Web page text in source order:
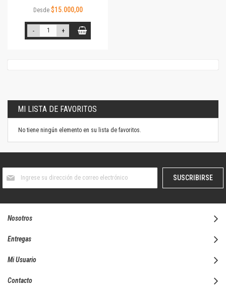
Desde $15.000,00
- +
MI LISTA DE FAVORITOS
No tiene ningún elemento en su lista de favoritos.
boletín
SUSCRIBIRSE
Nosotros
Entregas
Mi Usuario
Contacto